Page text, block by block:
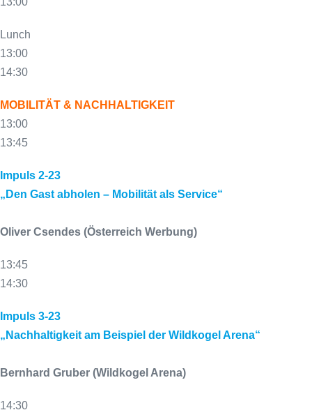
Lunch
13:00
14:30
MOBILITÄT & NACHHALTIGKEIT
13:00
13:45
Impuls 2-23
„Den Gast abholen – Mobilität als Service“
Oliver Csendes (Österreich Werbung)
13:45
14:30
Impuls 3-23
„Nachhaltigkeit am Beispiel der Wildkogel Arena“
Bernhard Gruber (Wildkogel Arena)
14:30